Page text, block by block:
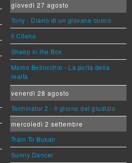
giovedì 27 agosto
Tony - Diario di un giovane cuoco
Il Cileno
Sheep in the Box
Marco Bellocchio - La porta della
realtà
venerdì 28 agosto
Terminator 2 - Il giorno del giudizio
mercoledì 2 settembre
Train To Busan
Sunny Dancer